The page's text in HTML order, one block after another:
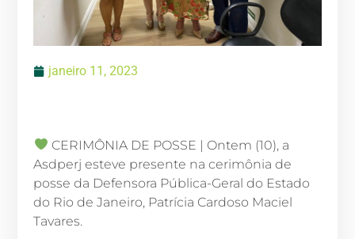
janeiro 11, 2023
CERIMÔNIA DE POSSE | Ontem (10), a
Asdperj esteve presente na cerimônia de
posse da Defensora Pública-Geral do Estado
do Rio de Janeiro, Patrícia Cardoso Maciel
Tavares.